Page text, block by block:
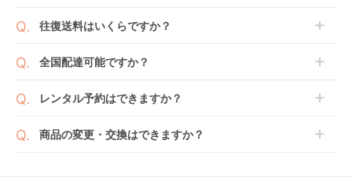
カー サイベックス
(cybex)
レンタル
ベビーカー コンビ
(Combi)
レンタル
ストッケ(STOKKE)
走行テストを行う場合がございます。
となる場合がございます。その際、メーカーの都合に
場合や、在庫切れによりご注文をキャンセルさせてい
い。
※万が一キャンセルとなった場合には、代金は全額ご
おります。
ョンをご購入ください。
詳しくはこちらをご確認ください。
往復送料はいくらですか？
へ入れ、カートページから住所を入力すると送料が確
全国配達可能ですか？
※空港への配達はご対応できかねますのであらかじめ
レンタル予約はできますか？
可能ですので、商品のご注文時にご希望のお日にちに
商品の変更・交換はできますか？